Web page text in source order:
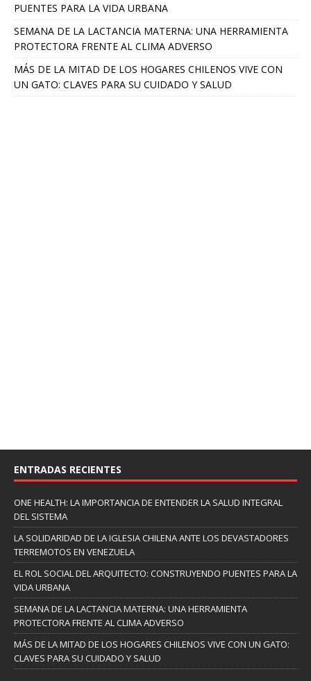
PUENTES PARA LA VIDA URBANA
SEMANA DE LA LACTANCIA MATERNA: UNA HERRAMIENTA
PROTECTORA FRENTE AL CLIMA ADVERSO
MÁS DE LA MITAD DE LOS HOGARES CHILENOS VIVE CON
UN GATO: CLAVES PARA SU CUIDADO Y SALUD
ENTRADAS RECIENTES
ONE HEALTH: LA IMPORTANCIA DE ENTENDER LA SALUD INTEGRAL
DEL SISTEMA
LA SOLIDARIDAD DE LA IGLESIA CHILENA ANTE LOS DEVASTADORES
TERREMOTOS EN VENEZUELA
EL ROL SOCIAL DEL ARQUITECTO: CONSTRUYENDO PUENTES PARA LA
VIDA URBANA
SEMANA DE LA LACTANCIA MATERNA: UNA HERRAMIENTA
PROTECTORA FRENTE AL CLIMA ADVERSO
MÁS DE LA MITAD DE LOS HOGARES CHILENOS VIVE CON UN GATO:
CLAVES PARA SU CUIDADO Y SALUD